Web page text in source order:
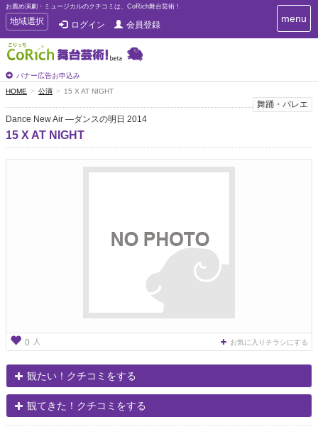
お薦め演劇・ミュージカルのクチコミは、CoRich舞台芸術！
T
o
g
g
e
n
a
v
i
g
地域選択 ログイン 会員登録
バナー広告お申込み
T
o
n
i
g
menu
HOME 公演 15 X AT NIGHT
舞踊・バレエ
Dance New Air ―ダンスの明日 2014
15 X AT NIGHT
0 人 お気に入りチラシにする
観たい！クチコミをする
観てきた！クチコミをする